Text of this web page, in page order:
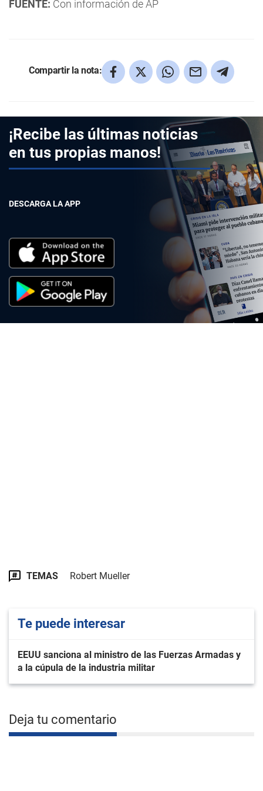
FUENTE: Con información de AP
Compartir la nota:
¡Recibe las últimas noticias
en tus propias manos!
DESCARGA LA APP
TEMAS Robert Mueller
Te puede interesar
EEUU sanciona al ministro de las Fuerzas Armadas y
a la cúpula de la industria militar
Deja tu comentario